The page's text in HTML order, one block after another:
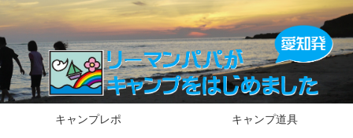
キャンプレポ キャンプ道具